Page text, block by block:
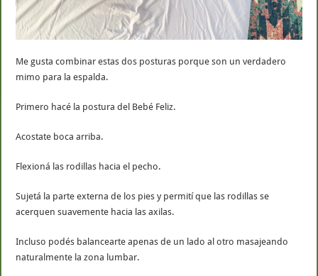
Me gusta combinar estas dos posturas porque son un verdadero
mimo para la espalda.
Primero hacé la postura del Bebé Feliz.
Acostate boca arriba.
Flexioná las rodillas hacia el pecho.
Sujetá la parte externa de los pies y permití que las rodillas se
acerquen suavemente hacia las axilas.
Incluso podés balancearte apenas de un lado al otro masajeando
naturalmente la zona lumbar.